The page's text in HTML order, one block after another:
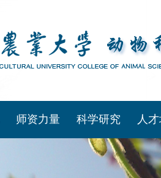
师资力量 科学研究 人